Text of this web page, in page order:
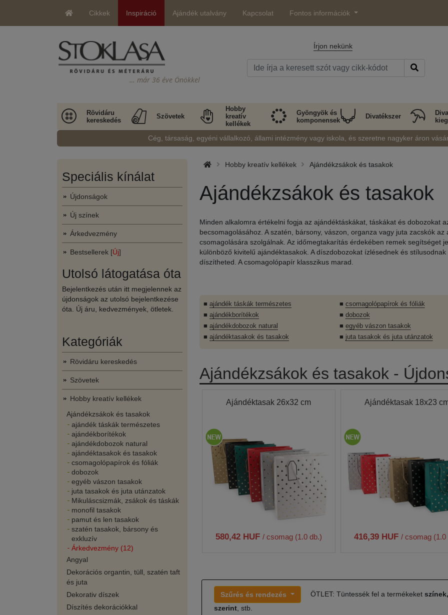
Cikkek Inspiráció Ajándék utalvány Kapcsolat Fontos információk
… már 36 éve Önökkel
Írjon nekünk
Rövidáru
kereskedés
Szövetek
Hobby
kreatív
kellékek
Gyöngyök és
komponensek
Divatékszer
Cég, társaság, egyéni vállalkozó, állami intézmény vagy iskola, és szeretne nagyker áron
Speciális kínálat
Újdonságok
Új színek
Árkedvezmény
Bestsellerek [Új]
Utolsó látogatása óta
Bejelentkezés után itt megjelennek az
újdonságok az utolsó bejelentkezése
óta. Új áru, kedvezmények, ötletek.
Kategóriák
Rövidáru kereskedés
Szövetek
Hobby kreatív kellékek
Ajándékzsákok és tasakok
ajándék táskák természetes
ajándékborítékok
ajándékdobozok natural
ajándéktasakok és tasakok
csomagolópapírok és fóliák
dobozok
egyéb vászon tasakok
juta tasakok és juta utánzatok
Mikuláscsizmák, zsákok és táskák
monofil tasakok
pamut és len tasakok
szatén tasakok, bársony és
exkluzív
Árkedvezmény (12)
Angyal
Dekorációs organtin, tüll, szatén taft
és juta
Dekorativ díszek
Díszítés dekorációkkal
Hobby kreatív kellékek Ajándékzsákok és tasakok
Ajándékzsákok és tasakok
Minden alkalomra értékelni fogja az ajándéktáskákat, táskákat és dobozokat
becsomagolásához. A szatén, bársony, vászon, organza vagy juta zacskók az
csomagolására szolgálnak. Az időmegtakarítás érdekében remek segítséget
különböző kivitelű ajándéktasakok. A díszdobozokat ízlésednek és
díszítheted. A csomagolópapír klasszikus marad.
■ ajándék táskák természetes
■ ajándékborítékok
■ ajándékdobozok natural
■ ajándéktasakok és tasakok
■ csomagolópapírok és fóliák
■ dobozok
■ egyéb vászon tasakok
■ juta tasakok és juta utánzatok
Ajándékzsákok és tasakok -
Ajándéktasak 26x32 cm
580,42 HUF / csomag (1.0 db.)
Ajándéktasak 18x23
416,39 HUF / csomag (1.0
Szűrés és rendezés ÖTLET: Tüntessék fel a termékeket
szerint , stb.